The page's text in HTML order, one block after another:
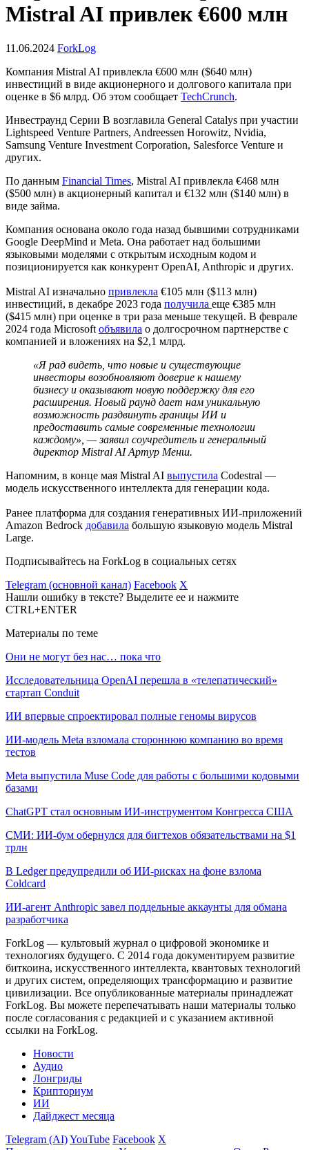
Mistral AI привлек €600 млн
11.06.2024 ForkLog
Компания Mistral AI привлекла €600 млн ($640 млн)
инвестиций в виде акционерного и долгового капитала при
оценке в $6 млрд. Об этом сообщает TechCrunch.
Инвестраунд Серии B возглавила General Catalys при участии
Lightspeed Venture Partners, Andreessen Horowitz, Nvidia,
Samsung Venture Investment Corporation, Salesforce Venture и
других.
По данным Financial Times, Mistral AI привлекла €468 млн
($500 млн) в акционерный капитал и €132 млн ($140 млн) в
виде займа.
Компания основана около года назад бывшими сотрудниками
Google DeepMind и Meta. Она работает над большими
языковыми моделями с открытым исходным кодом и
позиционируется как конкурент OpenAI, Anthropic и других.
Mistral AI изначально привлекла €105 млн ($113 млн)
инвестиций, в декабре 2023 года получила еще €385 млн
($415 млн) при оценке в три раза меньше текущей. В феврале
2024 года Microsoft объявила о долгосрочном партнерстве с
компанией и вложениях на $2,1 млрд.
«Я рад видеть, что новые и существующие
инвесторы возобновляют доверие к нашему
бизнесу и оказывают новую поддержку для его
расширения. Новый раунд дает нам уникальную
возможность раздвинуть границы ИИ и
предоставить самые современные технологии
каждому», — заявил соучредитель и генеральный
директор Mistral AI Артур Менш.
Напомним, в конце мая Mistral AI выпустила Codestral —
модель искусственного интеллекта для генерации кода.
Ранее платформа для создания генеративных ИИ-приложений
Amazon Bedrock добавила большую языковую модель Mistral
Large.
Подписывайтесь на ForkLog в социальных сетях
Telegram (основной канал) Facebook X
Нашли ошибку в тексте? Выделите ее и нажмите
CTRL+ENTER
Материалы по теме
Они не могут без нас… пока что
Исследовательница OpenAI перешла в «телепатический»
стартап Conduit
ИИ впервые спроектировал полные геномы вирусов
ИИ-модель Meta взломала стороннюю компанию во время
тестов
Meta выпустила Muse Code для работы с большими кодовыми
базами
ChatGPT стал основным ИИ-инструментом Конгресса США
СМИ: ИИ-бум обернулся для бигтехов обязательствами на $1
трлн
В Ledger предупредили об ИИ-рисках на фоне взлома
Coldcard
ИИ-агент Anthropic завел поддельные аккаунты для обмана
разработчика
ForkLog — культовый журнал о цифровой экономике и
технологиях будущего. С 2014 года документируем развитие
биткоина, искусственного интеллекта, квантовых технологий
и других систем, определяющих трансформацию и развитие
цивилизации. Все опубликованные материалы принадлежат
ForkLog. Вы можете перепечатывать наши материалы только
после согласования с редакцией и с указанием активной
ссылки на ForkLog.
Новости
Аудио
Лонгриды
Крипториум
ИИ
Дайджест месяца
Telegram (AI)YouTube Facebook X